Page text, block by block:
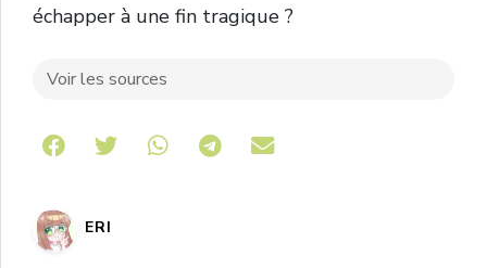
échapper à une fin tragique ?
Voir les sources
Share on Telegram
ERI